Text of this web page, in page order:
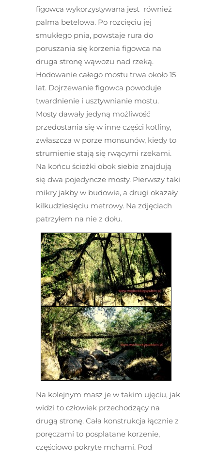
figowca wykorzystywana jest również
palma betelowa. Po rozcięciu jej
smukłego pnia, powstaje rura do
poruszania się korzenia figowca na
druga stronę wąwozu nad rzeką.
Hodowanie całego mostu trwa około 15
lat. Dojrzewanie figowca powoduje
twardnienie i usztywnianie mostu.
Mosty dawały jedyną możliwość
przedostania się w inne części kotliny,
zwłaszcza w porze monsunów, kiedy to
strumienie stają się rwącymi rzekami.
Na końcu ścieżki obok siebie znajdują
się dwa pojedyncze mosty. Pierwszy taki
mikry jakby w budowie, a drugi okazały
kilkudziesięciu metrowy. Na zdjęciach
patrzyłem na nie z dołu.
Na kolejnym masz je w takim ujęciu, jak
widzi to człowiek przechodzący na
drugą stronę. Cała konstrukcja łącznie z
poręczami to posplatane korzenie,
częściowo pokryte mchami. Pod